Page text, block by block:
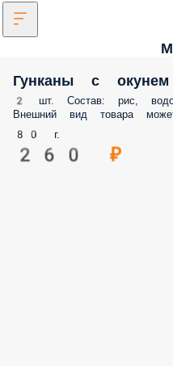
Гунканы с окунем
2 шт. Состав: рис,
Внешний вид товара
80 г.
260 ₽